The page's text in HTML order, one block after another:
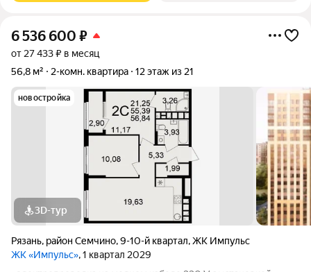
6 536 600 ₽
от 27 433 ₽ в месяц
56,8 м²
2-комн. квартира 12 этаж из 21
новостройка
3D-тур
Рязань, район Семчино,9-10-й квартал,ЖК Импульс
ЖК «Импульс», 1 квартал 2029